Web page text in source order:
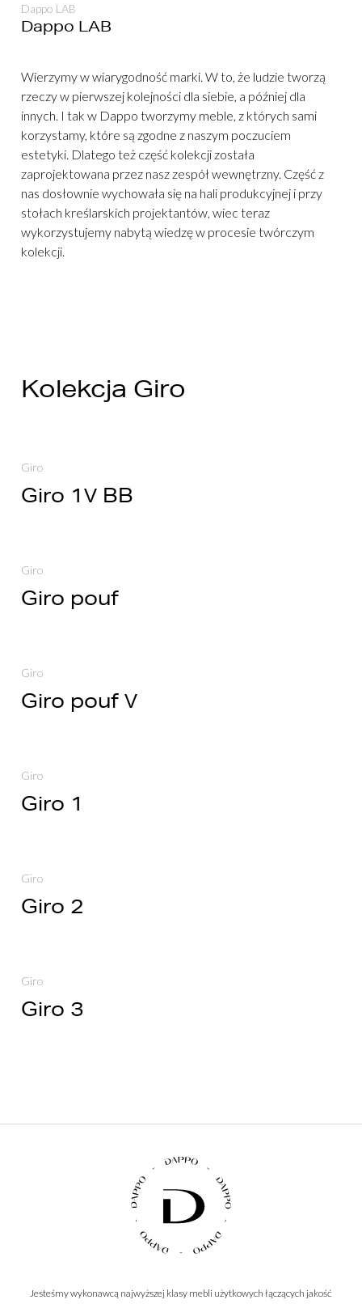
Dappo LAB
Dappo LAB
Wierzymy w wiarygodność marki. W to, że ludzie tworzą
rzeczy w pierwszej kolejności dla siebie, a później dla
innych. I tak w Dappo tworzymy meble, z których sami
korzystamy, które są zgodne z naszym poczuciem
estetyki. Dlatego też część kolekcji została
zaprojektowana przez nasz zespół wewnętrzny. Część z
nas dosłownie wychowała się na hali produkcyjnej i przy
stołach kreślarskich projektantów, wiec teraz
wykorzystujemy nabytą wiedzę w procesie twórczym
kolekcji.
Kolekcja Giro
Giro
Giro 1V BB
Giro
Giro pouf
Giro
Giro pouf V
Giro
Giro 1
Giro
Giro 2
Giro
Giro 3
Jesteśmy wykonawcą najwyższej klasy mebli użytkowych łączących jakość